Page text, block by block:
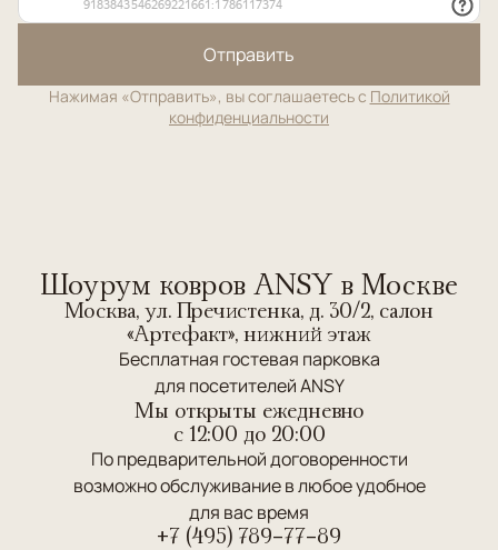
Отправить
Нажимая «Отправить», вы соглашаетесь с Политикой
конфиденциальности
Шоурум ковров ANSY в Москве
Москва, ул. Пречистенка, д. 30/2, салон
«Артефакт», нижний этаж
Бесплатная гостевая парковка
для посетителей ANSY
Мы открыты ежедневно
c 12:00 до 20:00
По предварительной договоренности
возможно обслуживание в любое удобное
для вас время
+7 (495) 789-77-89